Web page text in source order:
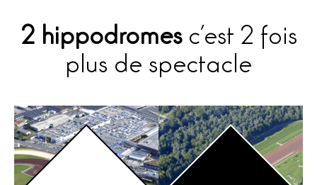
2 hippodromesc’est 2 fois
plus de spectacle